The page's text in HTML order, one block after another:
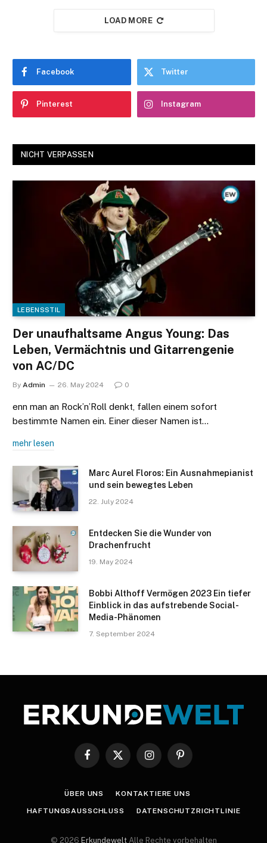
LOAD MORE
Facebook Twitter
Pinterest Instagram
NICHT VERPASSEN
LEBENSSTIL
Der unaufhaltsame Angus Young: Das
Leben, Vermächtnis und Gitarrengenie
von AC/DC
By Admin 26. May 2024 0
enn man an Rock’n’Roll denkt, fallen einem sofort
bestimmte Namen ein. Einer dieser Namen ist…
mehr lesen
Marc Aurel Floros: Ein Ausnahmepianist
und sein bewegtes Leben
22. July 2024
Entdecken Sie die Wunder von
Drachenfrucht
19. May 2024
Bobbi Althoff Vermögen 2023 Ein tiefer
Einblick in das aufstrebende Social-
Media-Phänomen
7. September 2024
Facebook
X
InstagramPinterest
ÜBER UNS KONTAKTIERE UNS
HAFTUNGSAUSSCHLUSS DATENSCHUTZRICHTLINIE
© 2026 Erkundewelt Alle Rechte vorbehalten